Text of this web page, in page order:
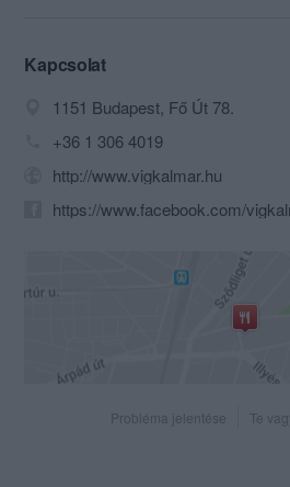
Kapcsolat
1151 Budapest, Fő Út 78.
+36 1 306 4019
http://www.vigkalmar.hu
https://www.facebook.com/
Probléma jelentése Te